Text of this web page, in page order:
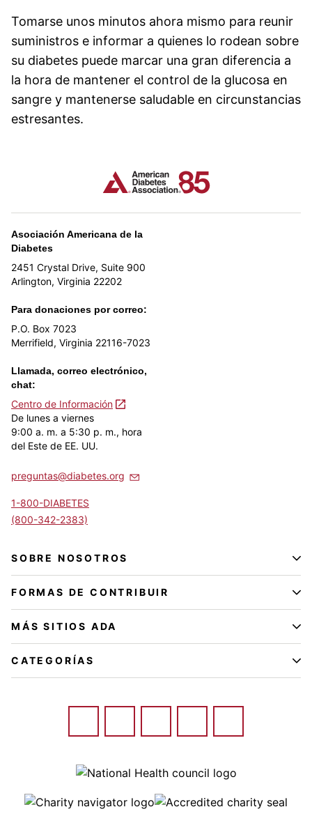
Tomarse unos minutos ahora mismo para reunir
suministros e informar a quienes lo rodean sobre
su diabetes puede marcar una gran diferencia a
la hora de mantener el control de la glucosa en
sangre y mantenerse saludable en circunstancias
estresantes.
Asociación Americana de la
Diabetes
2451 Crystal Drive, Suite 900
Arlington, Virginia 22202
Para donaciones por correo:
P.O. Box 7023
Merrifield, Virginia 22116-7023
Llamada, correo electrónico,
chat:
Centro de Información
De lunes a viernes
9:00 a. m. a 5:30 p. m., hora
del Este de EE. UU.
preguntas@diabetes.org
1-800-DIABETES
(800-342-2383)
SOBRE NOSOTROS
FORMAS DE CONTRIBUIR
MÁS SITIOS ADA
CATEGORÍAS
Image
Image Image